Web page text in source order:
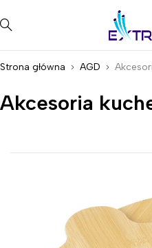
Strona główna AGD
Akcesoria